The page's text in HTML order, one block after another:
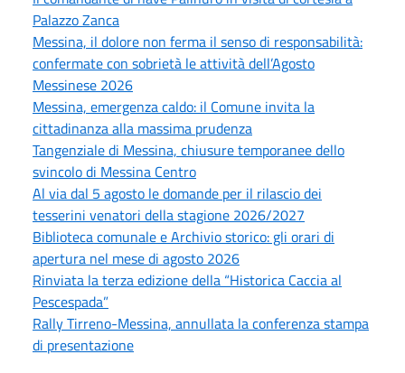
Palazzo Zanca
Messina, il dolore non ferma il senso di responsabilità:
confermate con sobrietà le attività dell’Agosto
Messinese 2026
Messina, emergenza caldo: il Comune invita la
cittadinanza alla massima prudenza
Tangenziale di Messina, chiusure temporanee dello
svincolo di Messina Centro
Al via dal 5 agosto le domande per il rilascio dei
tesserini venatori della stagione 2026/2027
Biblioteca comunale e Archivio storico: gli orari di
apertura nel mese di agosto 2026
Rinviata la terza edizione della “Historica Caccia al
Pescespada”
Rally Tirreno-Messina, annullata la conferenza stampa
di presentazione